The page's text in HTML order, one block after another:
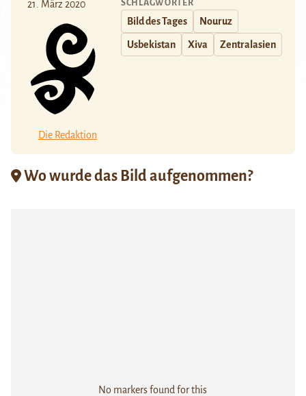
21. März 2020
Die Redaktion
SCHLAGWÖRTER
Bild des Tages Nouruz
Usbekistan Xiva Zentralasien
Wo wurde das Bild aufgenommen?
No markers found for this